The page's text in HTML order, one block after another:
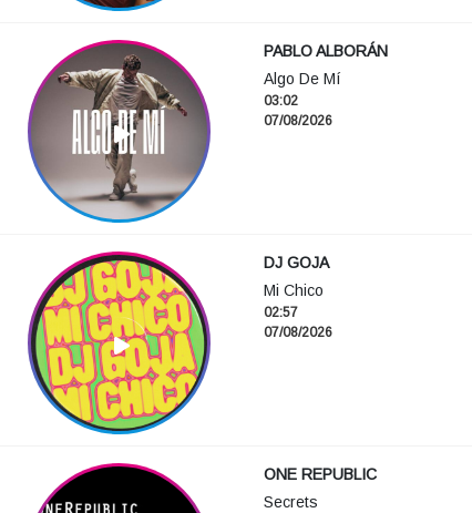
PABLO ALBORÁN
Algo De Mí
03:02
07/08/2026
DJ GOJA
Mi Chico
02:57
07/08/2026
ONE REPUBLIC
Secrets